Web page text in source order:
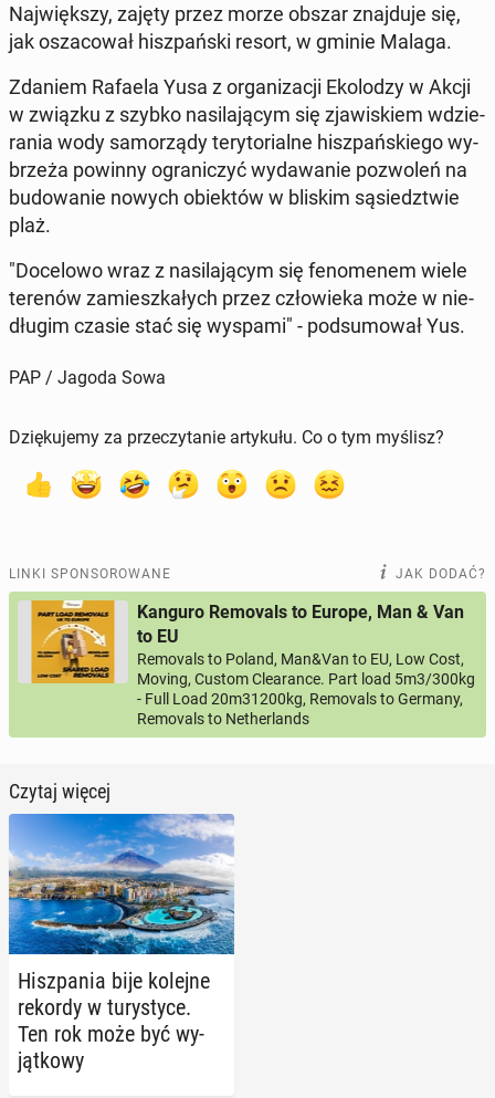
Naj­więk­szy, zajęty przez morze obszar znaj­du­je się,
jak osza­co­wał hisz­pań­ski resort, w gminie Malaga.
Zdaniem Rafaela Yusa z or­ga­ni­za­cji Eko­lo­dzy w Akcji
w związku z szybko na­si­la­ją­cym się zja­wi­skiem wdzie­
ra­nia wody sa­mo­rzą­dy te­ry­to­rial­ne hisz­pań­skie­go wy­
brze­ża powinny ogra­ni­czyć wy­da­wa­nie po­zwo­leń na
bu­do­wa­nie nowych obiek­tów w bliskim są­siedz­twie
plaż.
"Do­ce­lo­wo wraz z na­si­la­ją­cym się fe­no­me­nem wiele
terenów za­miesz­ka­łych przez czło­wie­ka może w nie­
dłu­gim czasie stać się wyspami" - pod­su­mo­wał Yus.
PAP / Jagoda Sowa
Dziękujemy za przeczytanie artykułu. Co o tym myślisz?
LINKI SPONSOROWANE JAK DODAĆ?
Kanguro Removals to Europe, Man & Van
to EU
Removals to Poland, Man&Van to EU, Low Cost,
Moving, Custom Clearance. Part load 5m3/300kg
- Full Load 20m31200kg, Removals to Germany,
Removals to Netherlands
Czytaj więcej
Hisz­pa­nia bije kolejne
rekordy w tu­ry­sty­ce.
Ten rok może być wy­
jąt­ko­wy